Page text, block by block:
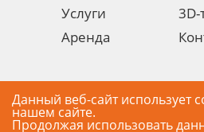
Данный веб-сайт использует
нашем сайте.
Продолжая использовать
Услуги
3D-
Аренда
Карта сайта